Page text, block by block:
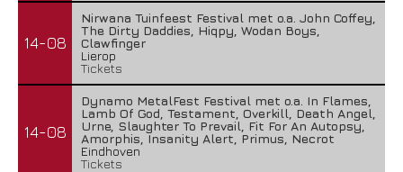
14-08
Nirwana Tuinfeest Festival met o.a. John Coffey,
The Dirty Daddies, Hiqpy, Wodan Boys,
Clawfinger
Lierop
Tickets
14-08
Dynamo MetalFest Festival met o.a. In Flames,
Lamb Of God, Testament, Overkill, Death Angel,
Urne, Slaughter To Prevail, Fit For An Autopsy,
Amorphis, Insanity Alert, Primus, Necrot
Eindhoven
Tickets